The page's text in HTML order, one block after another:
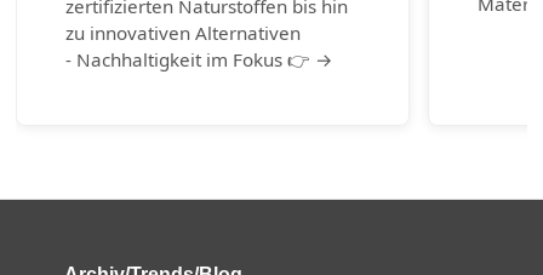
zertifizierten Naturstoffen bis hin
zu innovativen Alternativen
- Nachhaltigkeit im Fokus 👉 →